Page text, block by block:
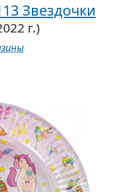
Звездочки
г.)